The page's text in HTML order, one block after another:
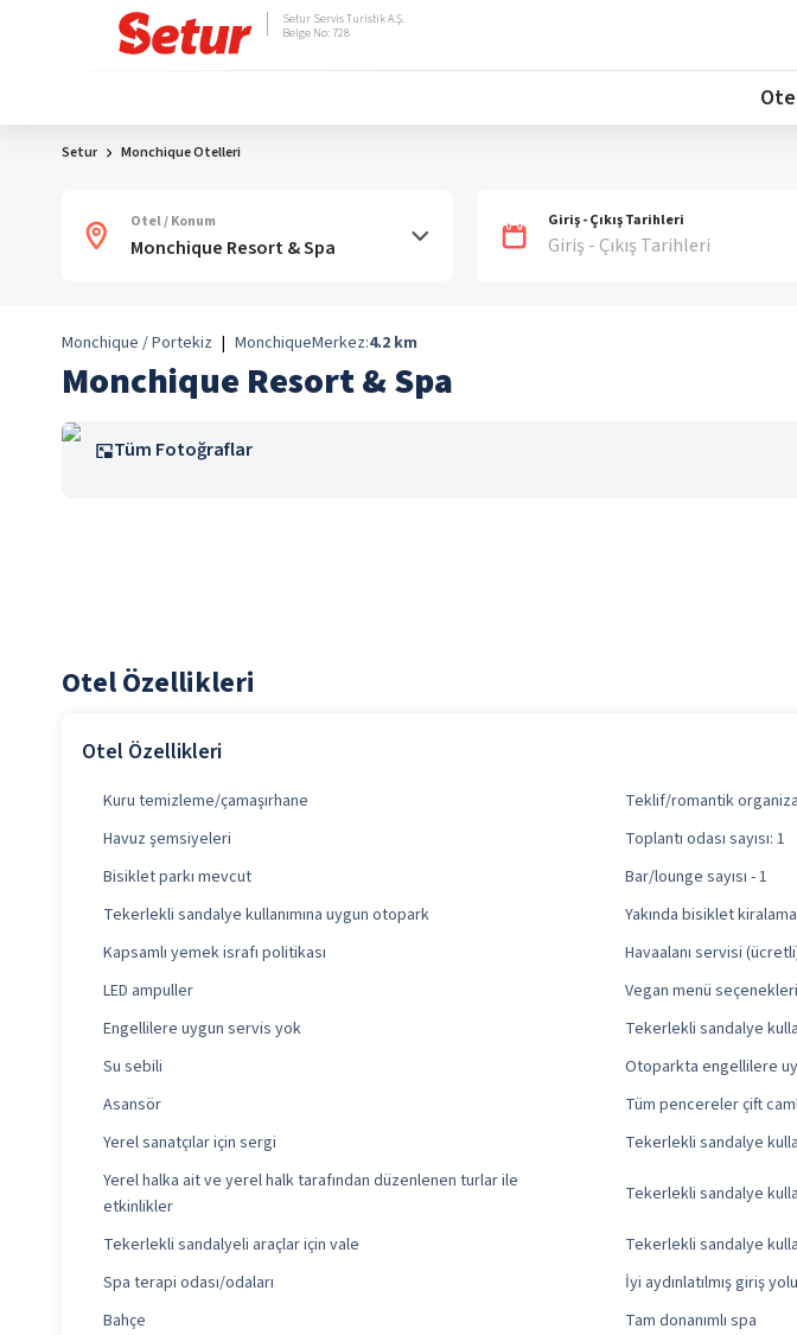
Setur Servis Turistik A.Ş.
Belge No: 728
Setur Monchique Otelleri
Otel / Konum Giriş - Çıkış Tarihleri
Giriş - Çıkış Tarihleri
Monchique / Portekiz | MonchiqueMerkez:4.2 km
Monchique Resort & Spa
Tüm Fotoğraflar
Otel Özellikleri
Otel Özellikleri
Kuru temizleme/çamaşırhane Teklif/romantik
Havuz şemsiyeleri
Toplantı odası sayısı: 1
Bisiklet parkı mevcut
Bar/lounge sayısı - 1
Tekerlekli sandalye kullanımına uygun otopark
Yakında bisiklet kiralama
Kapsamlı yemek israfı politikası
Havaalanı servisi
LED ampuller
Vegan menü
Engellilere uygun servis yok
Tekerlekli sandalye
Su sebili
Otoparkta engellilere
Asansör
Tüm pencereler çift
Yerel sanatçılar için sergi
Tekerlekli sandalye
Yerel halka ait ve yerel halk tarafından düzenlenen turlar ile
etkinlikler
Tekerlekli sandalye
Tekerlekli sandalyeli araçlar için vale Tekerlekli sandalye
Spa terapi odası/odaları
İyi aydınlatılmış giriş yolu
Bahçe
Tam donanımlı spa